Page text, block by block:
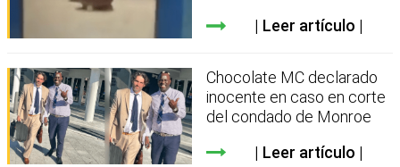
Leer artículo
Chocolate MC declarado
inocente en caso en corte
del condado de Monroe
Leer artículo